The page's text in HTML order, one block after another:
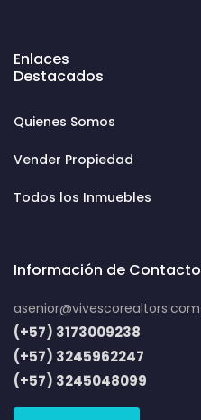
Enlaces
Destacados
Quienes Somos
Vender Propiedad
Todos los Inmuebles
Información de Contacto
asenior@vivescorealtors.com
(+57) 3173009238
(+57) 3245962247
(+57) 3245048099